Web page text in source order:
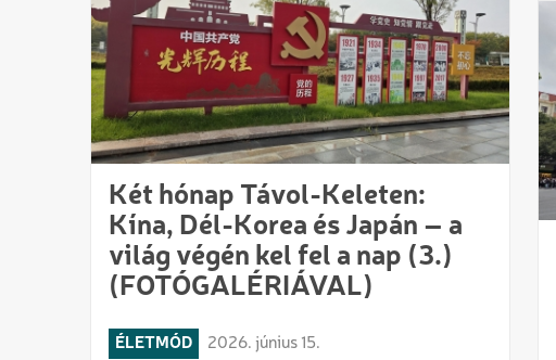
Két hónap Távol-Keleten:
Kína, Dél-Korea és Japán – a
világ végén kel fel a nap (3.)
(FOTÓGALÉRIÁVAL)
ÉLETMÓD 2026. június 15.